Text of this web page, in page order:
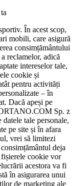
În acest scop,
mobili, care asigură
consimțământului
reclamelor, adică
intereselor tale,
cookie și
pentru activități
– în
Dacă apeși pe
Sp. z
tale personale,
pe site și în afara
vrei să limitezi
deja
fișierele cookie vor
acestora va fi
în asigurarea unui
de marketing ale